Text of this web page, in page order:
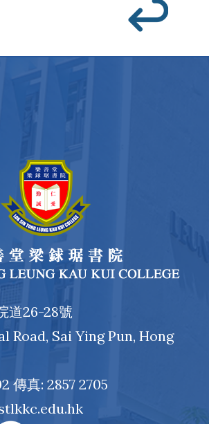
道26-28號
Road, Sai Ying Pun, Hong
傳真: 2857 2705